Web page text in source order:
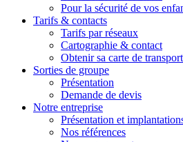
Pour la sécurité de vos
Tarifs & contacts
Tarifs par réseaux
Cartographie & contact
Obtenir sa carte de
Sorties de groupe
Présentation
Demande de devis
Notre entreprise
Présentation et
Nos références